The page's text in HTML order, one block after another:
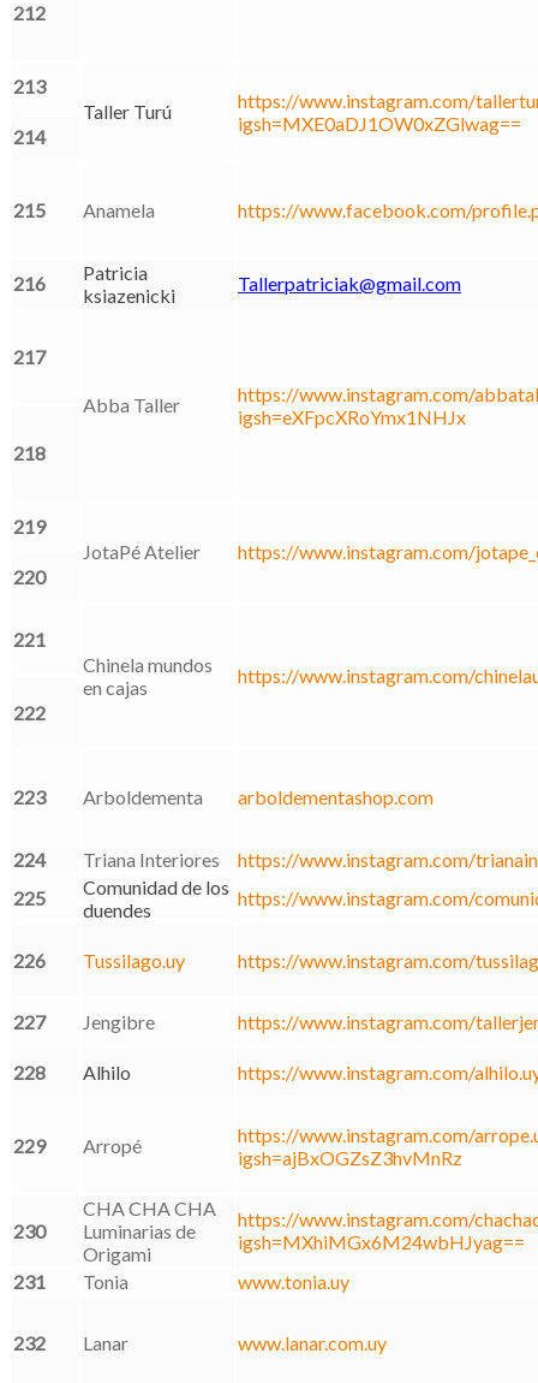
212
213
Taller Turú
https://www.instagram.com/
igsh=MXE0aDJ1OW0xZGlwag==
214
215 Anamela https://www.facebook.com/
216
Patricia
ksiazenicki
Tallerpatriciak@gmail.com
217
Abba Taller
https://www.instagram.com/
igsh=eXFpcXRoYmx1NHJx
218
219
JotaPé Atelier
https://www.instagram.com/
220
221
Chinela mundos
en cajas
https://www.instagram.com/
222
223 Arboldementa arboldementashop.com
224 Triana Interiores
https://www.instagram.com/
225
Comunidad de los
duendes
https://www.instagram.com/
226 Tussilago.uy https://www.instagram.com/
227 Jengibre https://www.instagram.com/
228 Alhilo https://www.instagram.com/
229 Arropé
https://www.instagram.com/
igsh=ajBxOGZsZ3hvMnRz
230
CHA CHA CHA
Luminarias de
Origami
https://www.instagram.com/
igsh=MXhiMGx6M24wbHJyag==
231
Tonia www.tonia.uy
232 Lanar www.lanar.com.uy